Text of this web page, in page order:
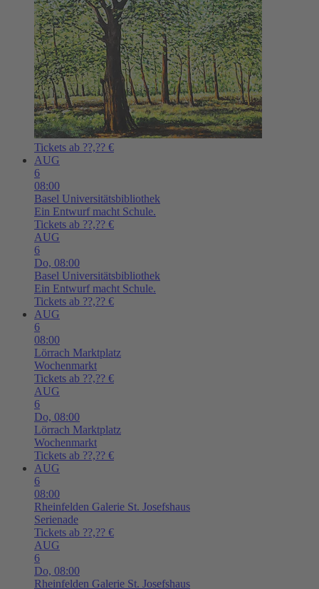
Tickets ab ??,?? €
AUG
6
08:00
Basel Universitätsbibliothek
Ein Entwurf macht Schule.
Tickets ab ??,?? €
AUG
6
Do, 08:00
Basel Universitätsbibliothek
Ein Entwurf macht Schule.
Tickets ab ??,?? €
AUG
6
08:00
Lörrach Marktplatz
Wochenmarkt
Tickets ab ??,?? €
AUG
6
Do, 08:00
Lörrach Marktplatz
Wochenmarkt
Tickets ab ??,?? €
AUG
6
08:00
Rheinfelden Galerie St. Josefshaus
Serienade
Tickets ab ??,?? €
AUG
6
Do, 08:00
Rheinfelden Galerie St. Josefshaus